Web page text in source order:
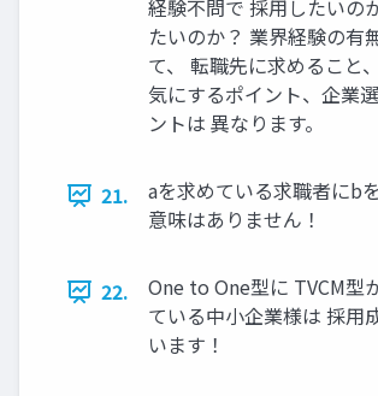
経験不問で 採用したいの
たいのか？ 業界経験の有
て、 転職先に求めること
気にするポイント、企業
ントは 異なります。
21.
aを求めている求職者にb
意味はありません！
22.
One to One型に TVCM型
ている中小企業様は 採用
います！